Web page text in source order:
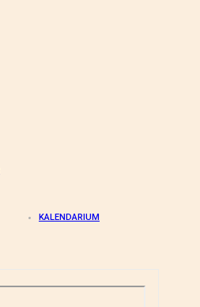
KALENDARIUM